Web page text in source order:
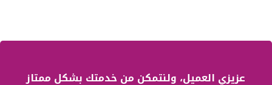
عزيزي العميل، ولنتمكن من خدمتك بشكل ممتاز